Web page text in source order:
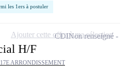
les 1ers à postuler
H/F
ARRONDISSEMENT
CDINon renseigné
Ajouter cette offre à ma sélection